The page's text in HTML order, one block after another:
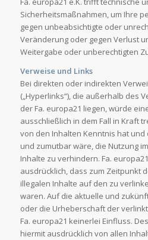
Sicherheitsmaßnahmen, um Ihre
gegen unbeabsichtigte oder
Veränderung oder gegen Verlust
Weitergabe oder unberechtigten
Verweise und Links
Bei direkten oder indirekten
(„Hyperlinks“), die außerhalb des
der Fa. europa21 liegen, würde
ausschließlich in dem Fall in Kraft
von den Inhalten Kenntnis hat und
und zumutbar wäre, die Nutzung
Inhalte zu verhindern. Fa.
ausdrücklich, dass zum Zeitpunkt
illegalen Inhalte auf den zu
waren. Auf die aktuelle und
oder die Urheberschaft der
Fa. europa21 keinerlei Einfluss.
hiermit ausdrücklich von allen